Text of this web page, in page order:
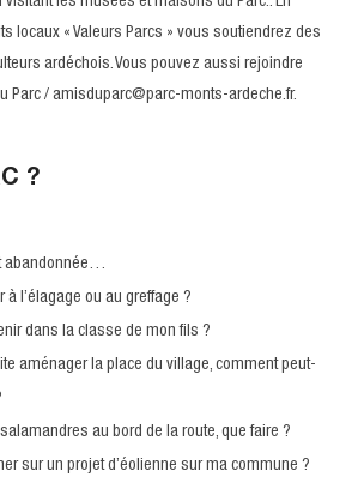
locaux « Valeurs Parcs » vous soutiendrez des
ardéchois. Vous pouvez aussi rejoindre
Parc / amisduparc@parc-monts-ardeche.fr.
?
abandonnée…
à l’élagage ou au greffage ?
dans la classe de mon fils ?
aménager la place du village, comment peut-
au bord de la route, que faire ?
sur un projet d’éolienne sur ma commune ?